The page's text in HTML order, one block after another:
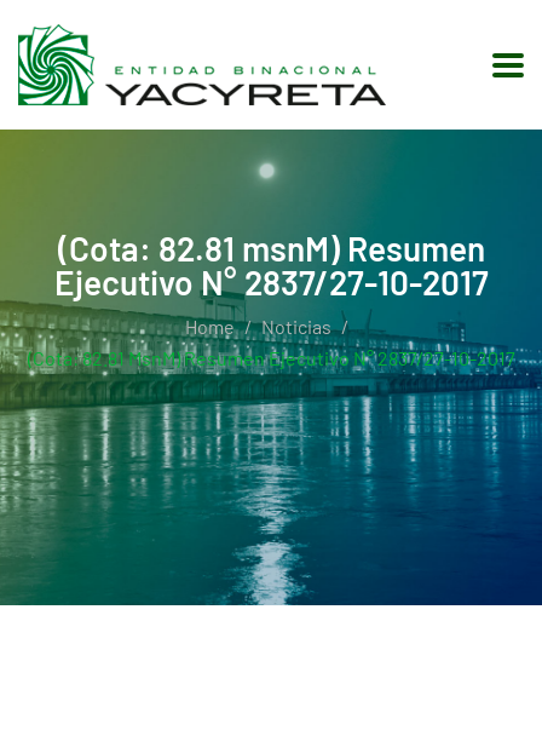
(Cota: 82.81 msnM) Resumen
Ejecutivo N° 2837/27-10-2017
Home
Noticias
(Cota: 82.81 MsnM) Resumen Ejecutivo N° 2837/27-10-2017